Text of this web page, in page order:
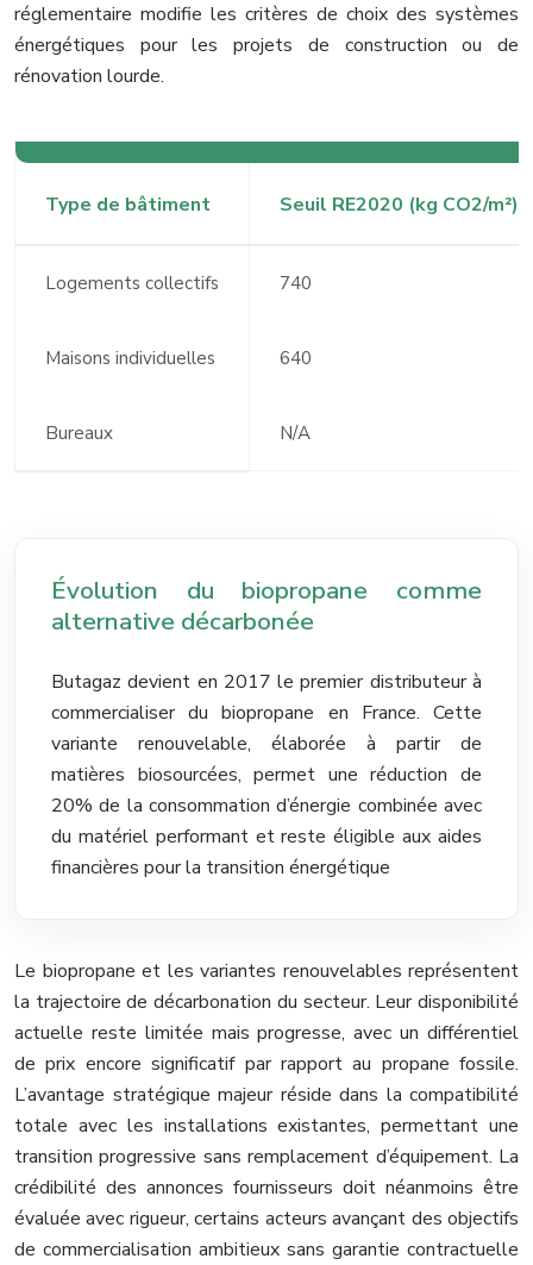
réglementaire modifie les critères de choix des systèmes
énergétiques pour les projets de construction ou de
rénovation lourde.
Type de bâtiment Seuil RE2020 (kg CO2/m²)
Logements collectifs 740
Maisons individuelles 640
Bureaux N/A
Évolution du biopropane comme
alternative décarbonée
Butagaz devient en 2017 le premier distributeur à
commercialiser du biopropane en France. Cette
variante renouvelable, élaborée à partir de
matières biosourcées, permet une réduction de
20% de la consommation d’énergie combinée avec
du matériel performant et reste éligible aux aides
financières pour la transition énergétique
Le biopropane et les variantes renouvelables représentent
la trajectoire de décarbonation du secteur. Leur disponibilité
actuelle reste limitée mais progresse, avec un différentiel
de prix encore significatif par rapport au propane fossile.
L’avantage stratégique majeur réside dans la compatibilité
totale avec les installations existantes, permettant une
transition progressive sans remplacement d’équipement. La
crédibilité des annonces fournisseurs doit néanmoins être
évaluée avec rigueur, certains acteurs avançant des objectifs
de commercialisation ambitieux sans garantie contractuelle